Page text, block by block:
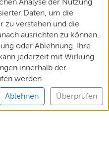
Analyse der Nutzung
Daten, um die
zu verstehen und die
ausrichten zu können.
oder Ablehnung. Ihre
jederzeit mit Wirkung
innerhalb der
werden.
Ablehnen Überprüfen